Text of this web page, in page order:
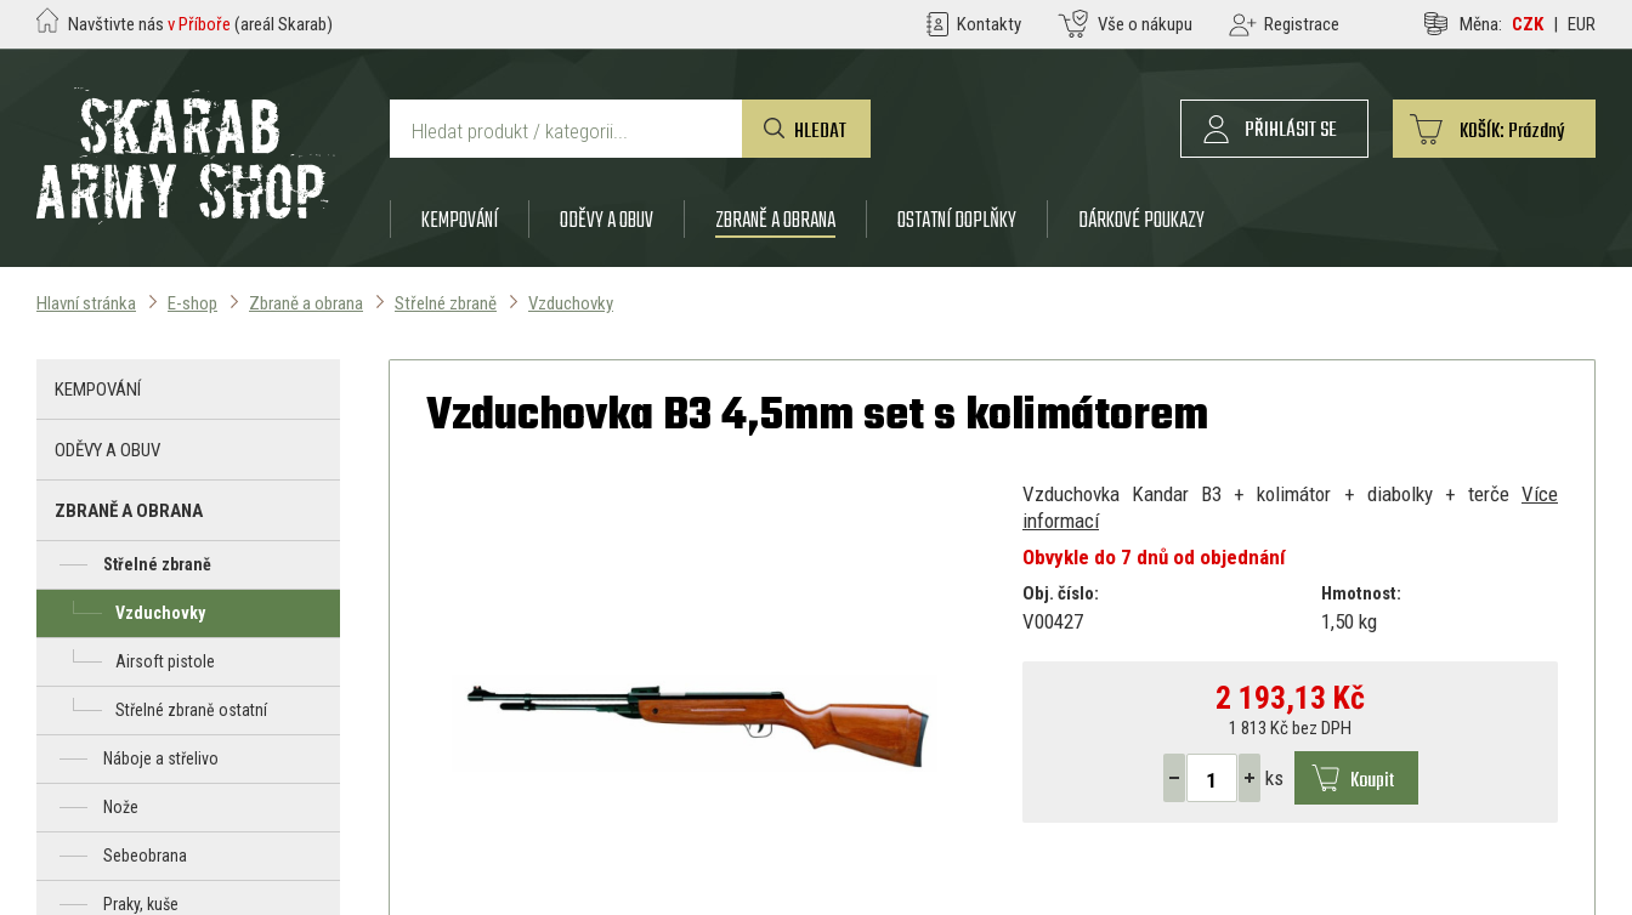
Navštivte nás v Příboře (areál Skarab) Kontakty Vše o nákupu Registrace Měna: CZK | EUR
HLEDAT KOŠÍK:Prázdný
PŘIHLÁSIT SE
KEMPOVÁNÍ ODĚVY A OBUV ZBRANĚ A OBRANA OSTATNÍ DOPLŇKY DÁRKOVÉ POUKAZY
Hlavní stránka E-shop Zbraně a obrana Střelné zbraně Vzduchovky
Vzduchovka B3 4,5mm set s kolimátorem
Vzduchovka Kandar B3 + kolimátor + diabolky + terče Více
informací
Obvykle do 7 dnů od objednání
Obj. číslo:
V00427
Hmotnost:
1,50 kg
2 193,13 Kč
1 813 Kč bez DPH
ks Koupit
KEMPOVÁNÍ
ODĚVY A OBUV
ZBRANĚ A OBRANA
Střelné zbraně
Vzduchovky
Airsoft pistole
Střelné zbraně ostatní
Náboje a střelivo
Nože
Sebeobrana
Praky, kuše